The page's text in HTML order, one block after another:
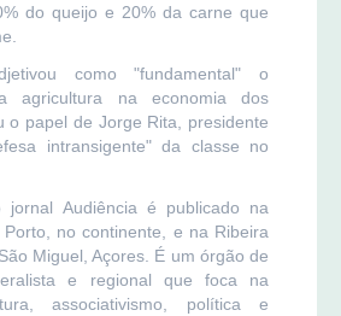
do queijo e 20% da carne que
como "fundamental" o
agricultura na economia dos
o papel de Jorge Rita, presidente
intransigente" da classe no
jornal Audiência é publicado na
no continente, e na Ribeira
Miguel, Açores. É um órgão de
e regional que foca na
associativismo, política e